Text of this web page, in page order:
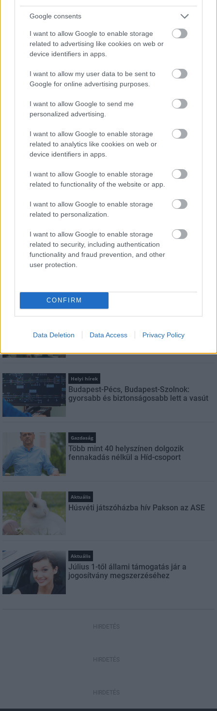
Google consents
I want to allow Google to enable storage
related to advertising like cookies on web or
device identifiers in apps.
I want to allow my user data to be sent to
Google for online advertising purposes.
I want to allow Google to send me
personalized advertising.
I want to allow Google to enable storage
related to analytics like cookies on web or
device identifiers in apps.
I want to allow Google to enable storage
related to functionality of the website or app.
I want to allow Google to enable storage
related to personalization.
I want to allow Google to enable storage
related to security, including authentication
functionality and fraud prevention, and other
user protection.
CONFIRM
Data Deletion Data Access Privacy Policy
Másfélszeresére bővítik
Hódmezővásárhely jó hírű református
Látványos építési szakasz indult be a
HÍRLEVÉL
szabályzatot!
FELIRATKOZÁS
LEGNÉZETTEBB
Indul a diákok pénzügyi ismereteit
erősítő Pénz7 programsorozat
Helyi hírek
Budapest-Pécs, Budapest-Szolnok:
gyorsabb és biztonságosabb lett a vasút
Gazdaság
Több mint 40 helyszínen dolgozik
fennakadás nélkül a Híd-csoport
Aktuális
Húsvéti játszóházba hív Pakson az ASE
Aktuális
Július 1-től állami támogatás jár a
jogosítvány megszerzéséhez
HIRDETÉS
HIRDETÉS
HIRDETÉS